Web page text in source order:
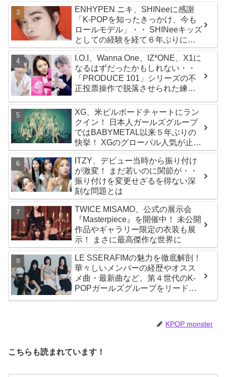
ENHYPEN ニキ、SHINeeに感謝
「K-POPを知ったきっかけ、今も
ロールモデル」・・ SHINeeキッズ
としての経験を経て６年ぶりに東
京ドームに帰還した感想は？
I.O.I、Wanna One、IZ*ONE、X1に
なるはずだったかもしれない・・
「PRODUCE 101」シリーズの不
正投票操作で脱落させられた練習
XG、米ビルボードチャートにラン
クイン！ 日本人ガールズグループ
ではBABYMETAL以来５年ぶりの
快挙！ XGのグローバル人気が止ま
らない…「コーチェラ2025」にも
日本人唯一の出演
ITZY、デビュー当時から振り付け
が激変！ まだ若いのに関節が・・
振り付けを変更せざるを得ない深
刻な問題とは
TWICE MISAMO、公式の展示会
『Masterpiece』を開催中！ 未公開
作品やギャラリー限定の衣装も展
示！ まさに最高傑作な世界に
LE SSERAFIMの魅力を徹底解剖！
華々しいメンバーの経歴やオスス
メ曲・最新曲など、第４世代のK-
POPガールズグループをリードす
KPOP monster
こちらも読まれています！